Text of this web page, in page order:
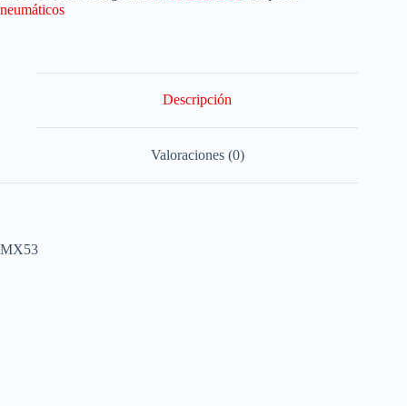
neumáticos
Descripción
Valoraciones (0)
MX53